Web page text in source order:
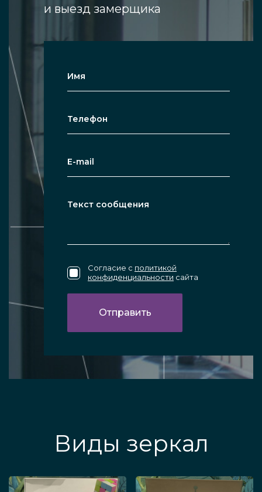
и выезд замерщика
Согласие с политикой
конфиденциальности сайта
Виды зеркал